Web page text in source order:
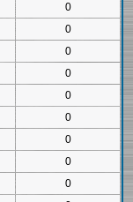
0
0
0
0
0
0
0
0
0